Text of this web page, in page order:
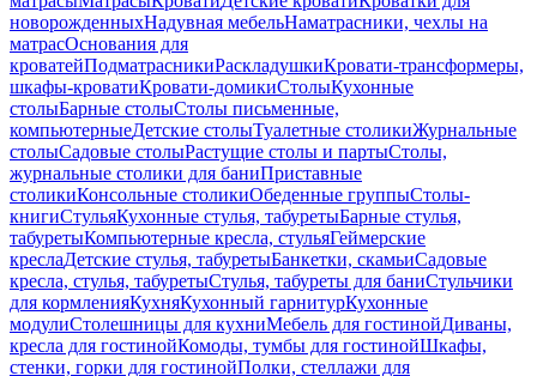
новорожденныхНадувная мебельНаматрасники, чехлы на
матрасОснования для
кроватейПодматрасникиРаскладушкиКровати-трансформеры,
шкафы-кроватиКровати-домикиСтолыКухонные
столыБарные столыСтолы письменные,
компьютерныеДетские столыТуалетные столикиЖурнальные
столыСадовые столыРастущие столы и партыСтолы,
журнальные столики для баниПриставные
столикиКонсольные столикиОбеденные группыСтолы-
книгиСтульяКухонные стулья, табуретыБарные стулья,
табуретыКомпьютерные кресла, стульяГеймерские
креслаДетские стулья, табуретыБанкетки, скамьиСадовые
кресла, стулья, табуретыСтулья, табуреты для баниСтульчики
для кормленияКухняКухонный гарнитурКухонные
модулиСтолешницы для кухниМебель для гостинойДиваны,
кресла для гостинойКомоды, тумбы для гостинойШкафы,
стенки, горки для гостинойПолки, стеллажи для